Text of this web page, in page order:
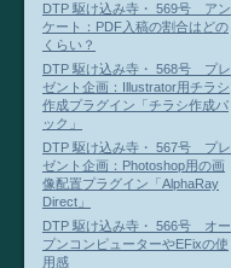
DTP 駆け込み寺・ 569号 アン
ケート：PDF入稿の割合はどの
くらい？
DTP 駆け込み寺・ 568号 プレ
ゼント企画：Illustrator用チラシ
作成プラグイン「チラシ作成パ
ック」
DTP 駆け込み寺・ 567号 プレ
ゼント企画：Photoshop用の画
像配置プラグイン「AlphaRay
Direct」
DTP 駆け込み寺・ 566号 オー
プンコンピューターやEFixの使
用感